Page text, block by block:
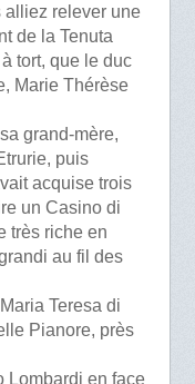
alliez relever une
de la Tenuta
tort, que le duc
Marie Thérèse
grand-mère,
puis
acquise trois
un Casino di
très riche en
au fil des
Teresa di
Pianore, près
Lombardi en face